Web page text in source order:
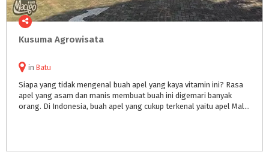
Kusuma Agrowisata
in Batu
Siapa yang tidak mengenal buah apel yang kaya vitamin ini? Rasa
apel yang asam dan manis membuat buah ini digemari banyak
orang. Di Indonesia, buah apel yang cukup terkenal yaitu apel Malang. Benar, Malang khususnya kota Batu